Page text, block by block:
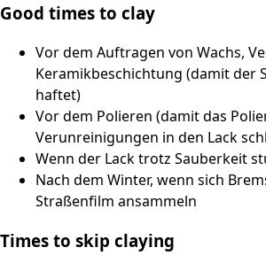
Good times to clay
Vor dem Auftragen von Wachs,
Keramikbeschichtung (damit der
haftet)
Vor dem Polieren (damit das
Verunreinigungen in den Lack
Wenn der Lack trotz Sauberkeit
Nach dem Winter, wenn sich
Straßenfilm ansammeln
Times to skip claying